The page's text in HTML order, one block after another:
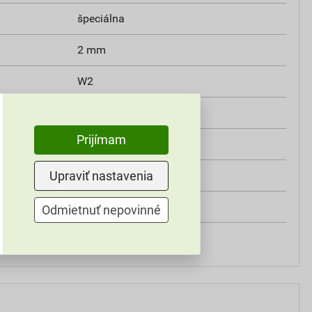
špeciálna
2 mm
W2
V2
SE4E
Weber
Prijímam
Upraviť nastavenia
Odmietnuť nepovinné